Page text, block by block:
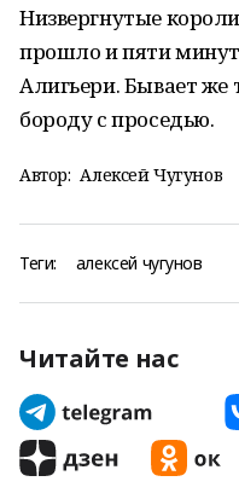
Низвергнутые
прошло и пяти
Алигьери. Бывает же
бороду с проседью.
Автор: Алексей Чугунов
Теги: алексей чугунов
Читайте нас